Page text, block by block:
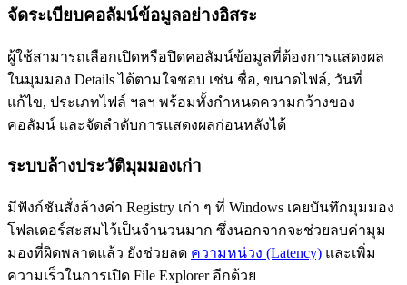
จัดระเบียบคอลัมน์ข้อมูลอย่างอิสระ
ผู้ใช้สามารถเลือกเปิดหรือปิดคอลัมน์ข้อมูลที่ต้องการแสดงผล
ในมุมมอง Details ได้ตามใจชอบ เช่น ชื่อ, ขนาดไฟล์, วันที่
แก้ไข, ประเภทไฟล์ ฯลฯ พร้อมทั้งกำหนดความกว้างของ
คอลัมน์ และจัดลำดับการแสดงผลก่อนหลังได้
ระบบล้างประวัติมุมมองเก่า
มีฟังก์ชันสั่งล้างค่า Registry เก่า ๆ ที่ Windows เคยบันทึกมุมมอง
โฟลเดอร์สะสมไว้เป็นจำนวนมาก ซึ่งนอกจากจะช่วยลบค่ามุม
มองที่ผิดพลาดแล้ว ยังช่วยลด ความหน่วง (Latency) และเพิ่ม
ความเร็วในการเปิด File Explorer อีกด้วย